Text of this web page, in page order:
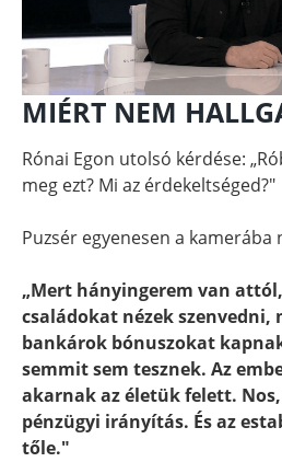
MIÉRT NEM
Rónai Egon utolsó kérdése:
meg ezt? Mi az érdekeltséged?"
Puzsér egyenesen a kamerába
„Mert hányingerem van
családokat nézek szenvedni,
bankárok bónuszokat
semmit sem tesznek. Az
akarnak az életük felett.
pénzügyi irányítás. És az
tőle."